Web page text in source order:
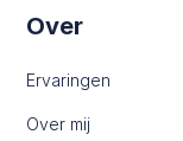
Over
Ervaringen
Over mij